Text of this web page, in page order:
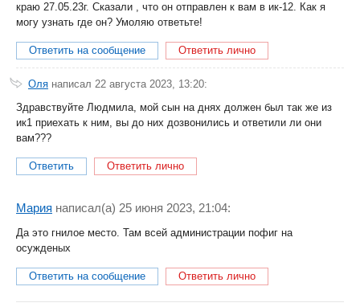
краю 27.05.23г. Сказали , что он отправлен к вам в ик-12. Как я
могу узнать где он? Умоляю ответьте!
Ответить на сообщение Ответить лично
Оля написал 22 августа 2023, 13:20:
Здравствуйте Людмила, мой сын на днях должен был так же из
ик1 приехать к ним, вы до них дозвонились и ответили ли они
вам???
Ответить Ответить лично
Мария написал(a) 25 июня 2023, 21:04:
Да это гнилое место. Там всей администрации пофиг на
осужденых
Ответить на сообщение Ответить лично